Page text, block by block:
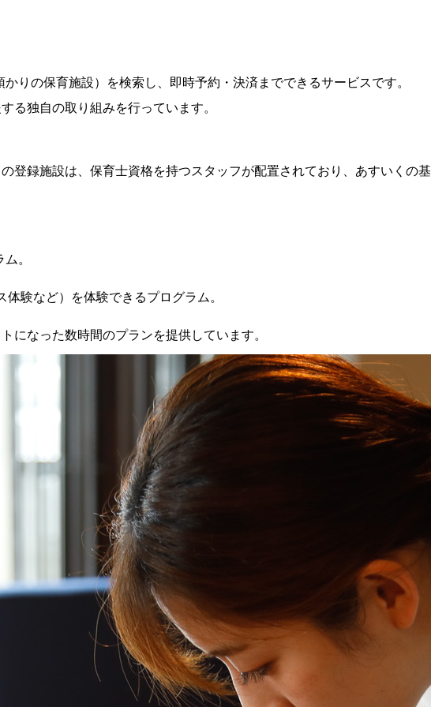
りの保育施設）を検索し、即時予約・決済までできるサービスです。
る独自の取り組みを行っています。
登録施設は、保育士資格を持つスタッフが配置されており、あすいくの基
。
験など）を体験できるプログラム。
になった数時間のプランを提供しています。